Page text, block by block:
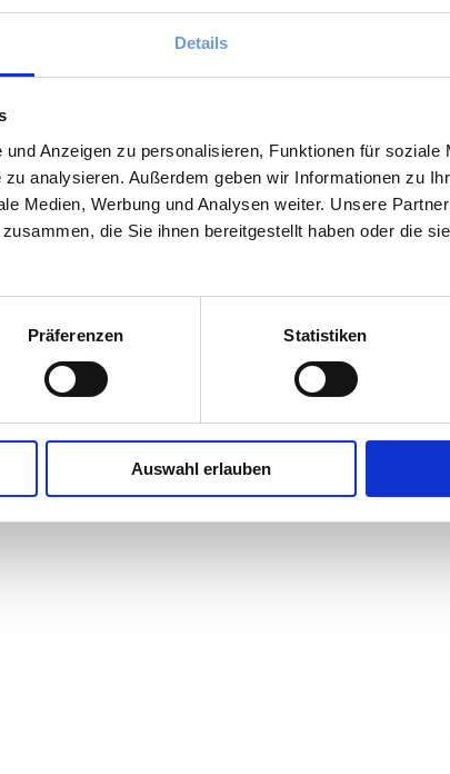
Details
Anzeigen zu personalisieren, Funktionen für soziale
analysieren. Außerdem geben wir Informationen zu
Medien, Werbung und Analysen weiter. Unsere
die Sie ihnen bereitgestellt haben oder die
Präferenzen Statistiken
Auswahl erlauben